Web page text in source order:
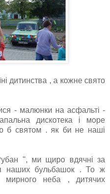
дитинства , а кожне свято
- малюнки на асфальті -
дискотека і море
б святом . як би не наші
", ми щиро вдячні за
наших бульбашок . То ж
мирного неба , дитячих